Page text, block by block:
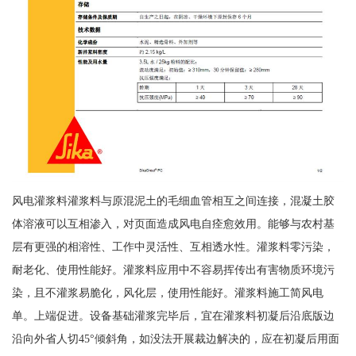
风电灌浆料灌浆料与原混泥土的毛细血管相互之间连接，混凝土胶
体溶液可以互相渗入，对页面造成风电自痊愈效用。能够与农村基
层有更强的相溶性、工作中灵活性、互相透水性。灌浆料零污染，
耐老化、使用性能好。灌浆料应用中不容易挥传出有害物质环境污
染，且不灌浆易脆化，风化层，使用性能好。灌浆料施工简风电
单。上端促进。设备基础灌浆完毕后，宜在灌浆料初凝后沿底版边
沿向外省人切45°倾斜角，如没法开展裁边解决的，应在初凝后用面